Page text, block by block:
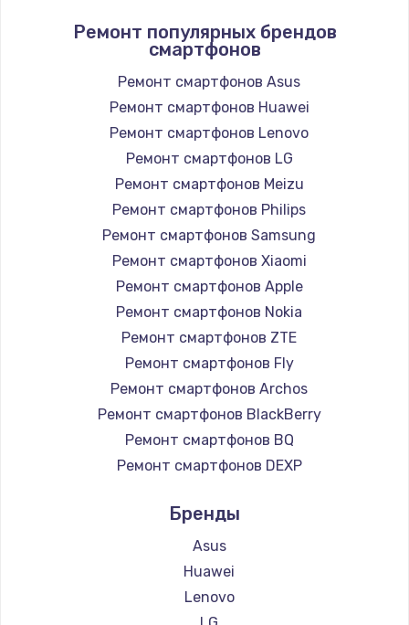
Заказать
Замена вебкамеры
1740 руб.
Заказать
Установка драйверов
1225 руб.
Заказать
Замена жесткого диска
1250 руб.
Заказать
Ремонт цепей питания
3000 руб.
Заказать
Замена видеокарты
2100 руб.
Заказать
Ремонт популярных брендов
смартфонов
Ремонт смартфонов Asus
Ремонт смартфонов Huawei
Ремонт смартфонов Lenovo
Ремонт смартфонов LG
Ремонт смартфонов Meizu
Ремонт смартфонов Philips
Ремонт смартфонов Samsung
Ремонт смартфонов Xiaomi
Ремонт смартфонов Apple
Ремонт смартфонов Nokia
Ремонт смартфонов ZTE
Ремонт смартфонов Fly
Ремонт смартфонов Archos
Ремонт смартфонов BlackBerry
Ремонт смартфонов BQ
Ремонт смартфонов DEXP
Ремонт смартфонов Ginzzu
Ремонт смартфонов Highscreen
Ремонт смартфонов Irbis
Ремонт смартфонов Kyocera
Ремонт смартфонов LeEco
Бренды
Asus
Huawei
Lenovo